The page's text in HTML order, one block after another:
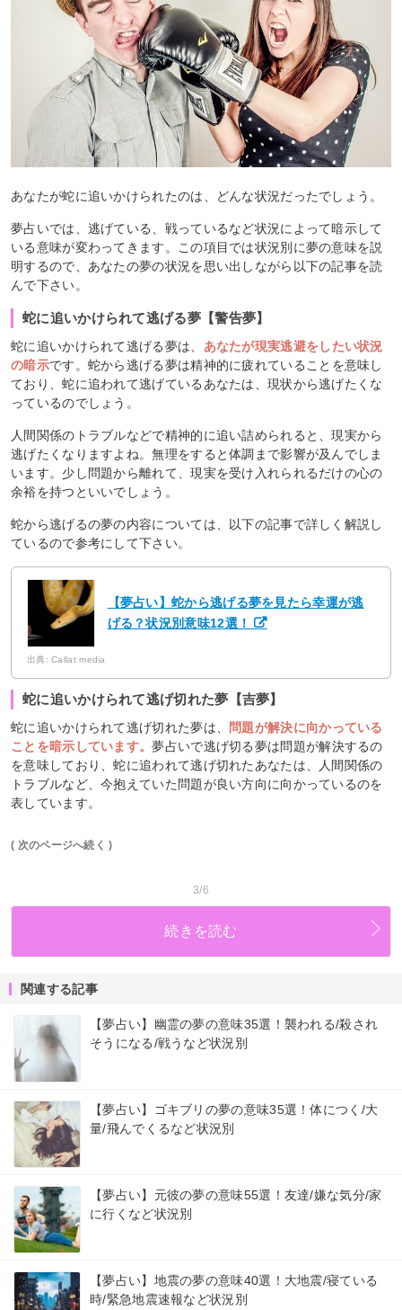
あなたが蛇に追いかけられたのは、どんな状況だったでしょう。
夢占いでは、逃げている、戦っているなど状況によって暗示して
いる意味が変わってきます。この項目では状況別に夢の意味を説
明するので、あなたの夢の状況を思い出しながら以下の記事を読
んで下さい。
蛇に追いかけられて逃げる夢【警告夢】
蛇に追いかけられて逃げる夢は、 あなたが現実逃避をしたい状況
の暗示です。蛇から逃げる夢は精神的に疲れていることを意味し
ており、蛇に追われて逃げているあなたは、現状から逃げたくな
っているのでしょう。
人間関係のトラブルなどで精神的に追い詰められると、現実から
逃げたくなりますよね。無理をすると体調まで影響が及んでしま
います。少し問題から離れて、現実を受け入れられるだけの心の
余裕を持つといいでしょう。
蛇から逃げるの夢の内容については、以下の記事で詳しく解説し
ているので参考にして下さい。
【夢占い】蛇から逃げる夢を見たら幸運が逃
げる？状況別意味12選！
出典: Callat media
蛇に追いかけられて逃げ切れた夢【吉夢】
蛇に追いかけられて逃げ切れた夢は、
問題が解決に向かっている
ことを暗示しています。夢占いで逃げ切る夢は問題が解決するの
を意味しており、蛇に追われて逃げ切れたあなたは、人間関係の
トラブルなど、今抱えていた問題が良い方向に向かっているのを
表しています。
( 次のページへ続く )
3/6
続きを読む
関連する記事
【夢占い】幽霊の夢の意味35選！襲われる/殺され
そうになる/戦うなど状況別
【夢占い】ゴキブリの夢の意味35選！体につく/大
量/飛んでくるなど状況別
【夢占い】元彼の夢の意味55選！友達/嫌な気分/家
に行くなど状況別
【夢占い】地震の夢の意味40選！大地震/寝ている
時/緊急地震速報など状況別